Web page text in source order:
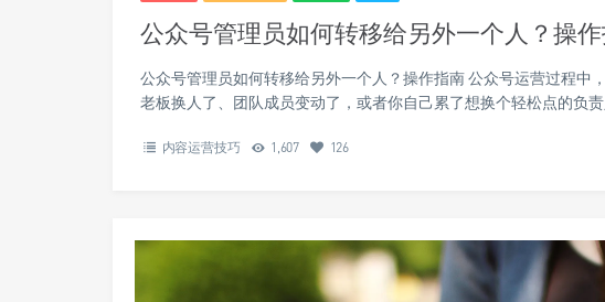
公众号管理员如何转移给另外一个人？操
公众号管理员如何转移给另外一个人？操作指南 公众号运营过程中
老板换人了、团队成员变动了，或者你自己累了想换个轻松点的负
内容运营技巧 1,607 126